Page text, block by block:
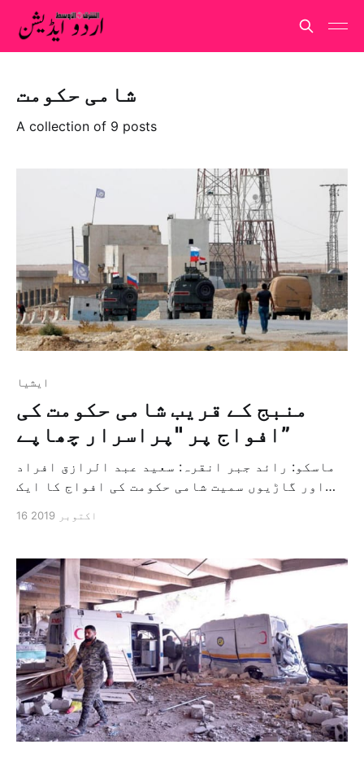
شامی حکومت
A collection of 9 posts
ايشيا
منبج کے قریب شامی حکومت کی
افواج پر "پراسرار چھاپے”
ماسکو: رائد جبر انقرہ: سعید عبد الرازق افراد
اور گاڑیوں سمیت شامی حکومت کی افواج کا ایک
حادثہ اس وقت پیش آیا جب وہ حلب کے شمال مشرقی
تھا۔ کارکنوں نے اطلاع دی ہے کہ اس گولہ […]
16 اکتوبر 2019